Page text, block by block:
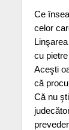
Ce
celor
cu
Aceşti
că
Că nu